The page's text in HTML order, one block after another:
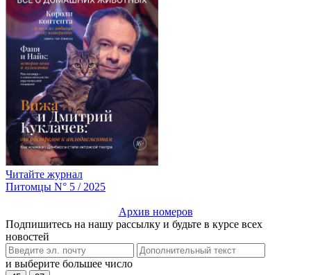
Читайте журнал
Питомцы N° 5 / 2025
Архив номеров
Подпишитесь на нашу рассылку и будьте в курсе всех
новостей
и выберите большее число